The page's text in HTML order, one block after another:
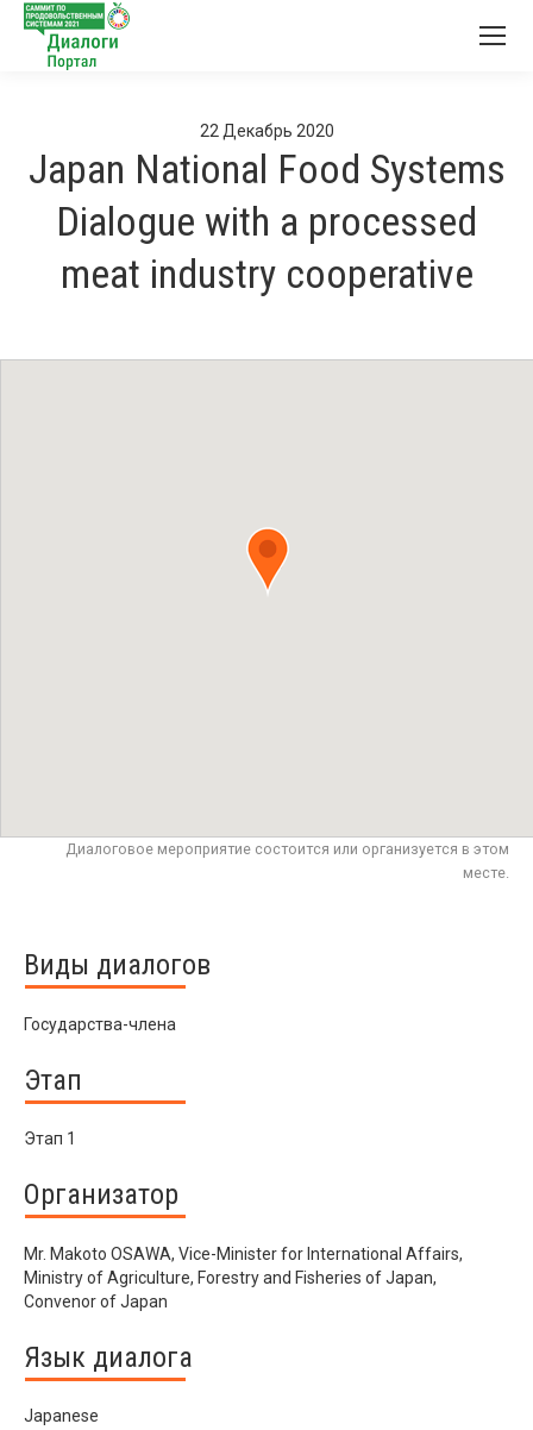
22 Декабрь 2020
Japan National Food Systems
Dialogue with a processed
meat industry cooperative
Диалоговое мероприятие состоится или организуется в этом
месте.
Виды диалогов
Государства-члена
Этап
Этап 1
Организатор
Mr. Makoto OSAWA, Vice-Minister for International Affairs,
Ministry of Agriculture, Forestry and Fisheries of Japan,
Convenor of Japan
Язык диалога
Japanese